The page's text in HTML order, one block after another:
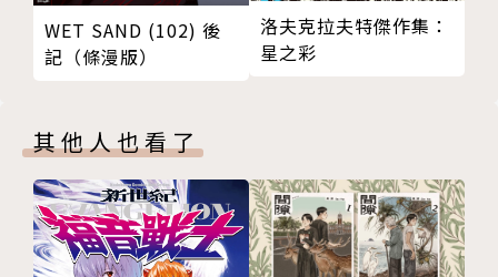
WET SAND (102) 後
記（條漫版）
洛夫克拉夫特傑作集：
星之彩
其他人也看了